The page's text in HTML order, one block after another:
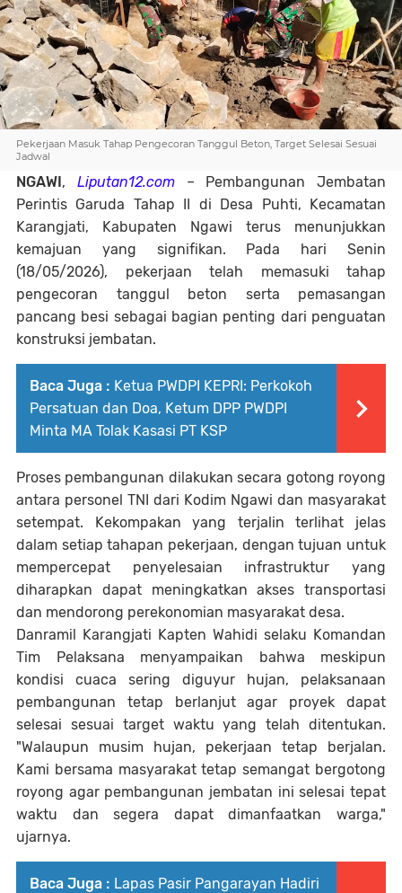
Pekerjaan Masuk Tahap Pengecoran Tanggul Beton, Target Selesai Sesuai
Jadwal
NGAWI, Liputan12.com– Pembangunan Jembatan
Perintis Garuda Tahap II di Desa Puhti, Kecamatan
Karangjati, Kabupaten Ngawi terus menunjukkan
kemajuan yang signifikan. Pada hari Senin
(18/05/2026), pekerjaan telah memasuki tahap
pengecoran tanggul beton serta pemasangan
pancang besi sebagai bagian penting dari penguatan
konstruksi jembatan.
Baca Juga : Ketua PWDPI KEPRI: Perkokoh
Persatuan dan Doa, Ketum DPP PWDPI
Minta MA Tolak Kasasi PT KSP
Proses pembangunan dilakukan secara gotong royong
antara personel TNI dari Kodim Ngawi dan masyarakat
setempat. Kekompakan yang terjalin terlihat jelas
dalam setiap tahapan pekerjaan, dengan tujuan untuk
mempercepat penyelesaian infrastruktur yang
diharapkan dapat meningkatkan akses transportasi
dan mendorong perekonomian masyarakat desa.
Danramil Karangjati Kapten Wahidi selaku Komandan
Tim Pelaksana menyampaikan bahwa meskipun
kondisi cuaca sering diguyur hujan, pelaksanaan
pembangunan tetap berlanjut agar proyek dapat
selesai sesuai target waktu yang telah ditentukan.
"Walaupun musim hujan, pekerjaan tetap berjalan.
Kami bersama masyarakat tetap semangat bergotong
royong agar pembangunan jembatan ini selesai tepat
waktu dan segera dapat dimanfaatkan warga,"
ujarnya.
Baca Juga : Lapas Pasir Pangarayan Hadiri